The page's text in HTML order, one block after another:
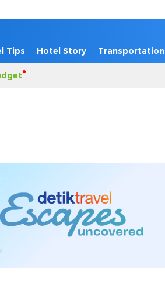
Tips Hotel Story Transportation